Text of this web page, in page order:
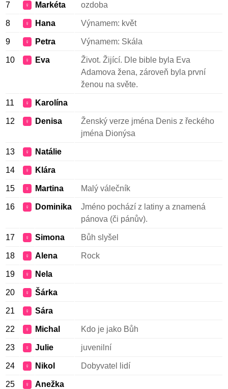
7 ♀ Markéta ozdoba
8 ♀ Hana Výnamem: květ
9 ♀ Petra Výnamem: Skála
10 ♀ Eva
Život. Žijící. Dle bible byla Eva
Adamova žena, zároveň byla první
ženou na světe.
11 ♀ Karolína
12 ♀ Denisa
Ženský verze jména Denis z řeckého
jména Dionýsa
13 ♀ Natálie
14 ♀ Klára
15 ♀ Martina Malý válečník
16 ♀ Dominika
Jméno pochází z latiny a znamená
pánova (či pánův).
17 ♀ Simona Bůh slyšel
18 ♀ Alena Rock
19 ♀ Nela
20 ♀ Šárka
21 ♀ Sára
22 ♀ Michal Kdo je jako Bůh
23 ♀ Julie juvenilní
24 ♀ Nikol Dobyvatel lidí
25 ♀ Anežka